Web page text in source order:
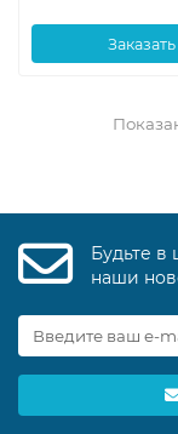
Заказать
Будьте в
наши